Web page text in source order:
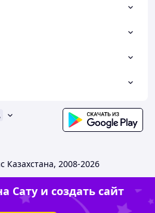
2008-2026
Сату и создать сайт